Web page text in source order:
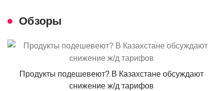
Обзоры
Продукты подешевеют? В Казахстане обсуждают
снижение ж/д тарифов